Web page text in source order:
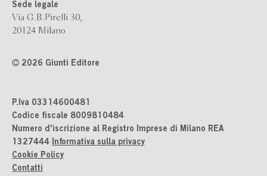
Sede legale
Via G.B.Pirelli 30,
20124 Milano
2026 Giunti Editore
P.Iva 03314600481
Codice fiscale 8009810484
Numero d'iscrizione al Registro Imprese di Milano REA
1327444 Informativa sulla privacy
Cookie Policy
Contatti